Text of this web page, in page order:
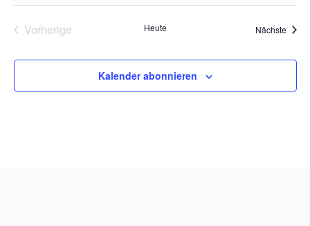
Vorherige
Heute Nächste
Kalender abonnieren